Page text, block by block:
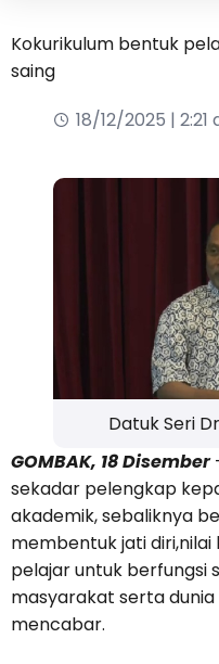
Kokurikulum bentuk
saing
18/12/2025 | 2:21
Datuk Seri
GOMBAK, 18 Disember
sekadar pelengkap
akademik, sebaliknya
membentuk jati
pelajar untuk berfungsi
masyarakat serta
mencabar.